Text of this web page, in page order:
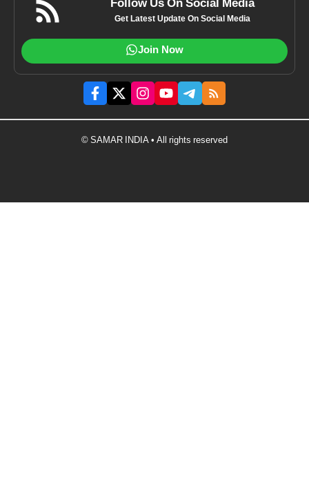
Follow Us On Social Media
Get Latest Update On Social Media
Join Now
© SAMAR INDIA • All rights reserved